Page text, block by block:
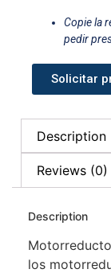
Copie la
pedir
Solicitar
Description
Reviews (0)
Description
los